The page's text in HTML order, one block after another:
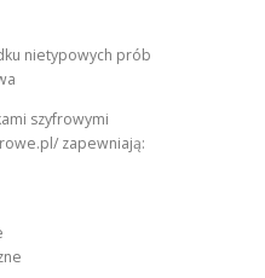
nietypowych prób
szyfrowymi
zapewniają: